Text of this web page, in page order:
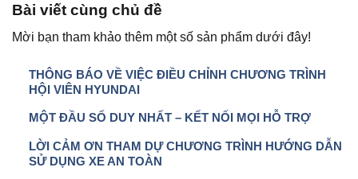
Bài viết cùng chủ đề
Mời bạn tham khảo thêm một số sản phẩm dưới đây!
THÔNG BÁO VỀ VIỆC ĐIỀU CHỈNH CHƯƠNG TRÌNH
HỘI VIÊN HYUNDAI
MỘT ĐẦU SỐ DUY NHẤT – KẾT NỐI MỌI HỖ TRỢ
LỜI CẢM ƠN THAM DỰ CHƯƠNG TRÌNH HƯỚNG DẪN
SỬ DỤNG XE AN TOÀN